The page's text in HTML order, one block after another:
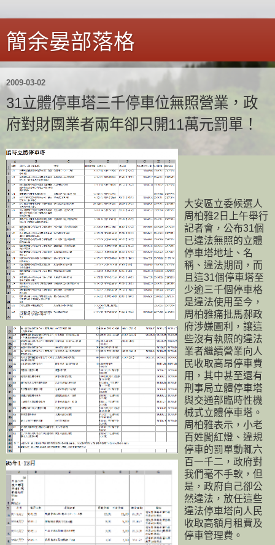
簡余晏部落格
2009-03-02
31立體停車塔三千停車位無照營業，政
府對財團業者兩年卻只開11萬元罰單！
大安區立委候選人
周柏雅2日上午舉行
記者會，公布31個
已違法無照的立體
停車塔地址、名
稱、違法期間，而
且這31個停車塔至
少逾三千個停車格
是違法使用至今，
周柏雅痛批馬郝政
府涉嫌圖利，讓這
些沒有執照的違法
業者繼續營業向人
民收取高昂停車費
用，其中甚至還有
刑事局立體停車塔
與交通部臨時性機
械式立體停車塔。
周柏雅表示，小老
百姓闖紅燈、違規
停車的罰單動輒六
百一千二，政府對
我們毫不手軟，但
是，政府自己卻公
然違法，放任這些
違法停車塔向人民
收取高額月租費及
停車管理費。